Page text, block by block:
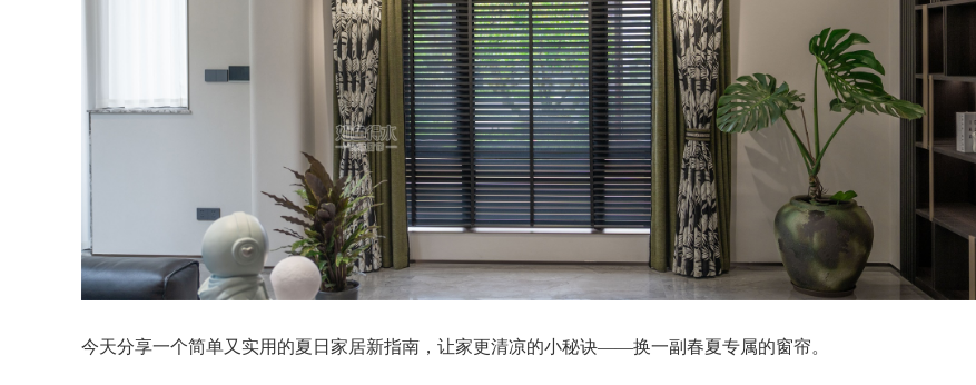
今天分享一个简单又实用的夏日家居新指南，让家更清凉的小秘诀——换一副春夏专属的窗帘。